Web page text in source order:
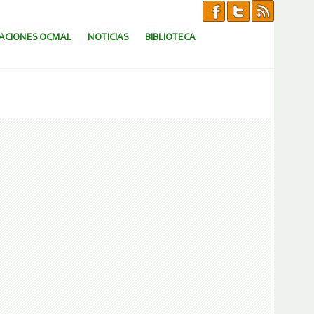
OCMAL NOTICIAS BIBLIOTECA